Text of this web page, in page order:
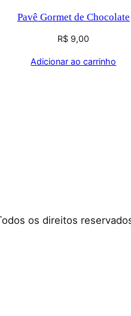
Pavê Gormet de Chocolate
R$ 9,00
Adicionar ao carrinho
os direitos